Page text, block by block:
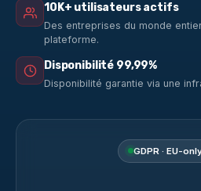
10K+ utilisateurs actifs
Des entreprises du monde
plateforme.
Disponibilité 99,99%
Disponibilité garantie via une
GDPR · EU-